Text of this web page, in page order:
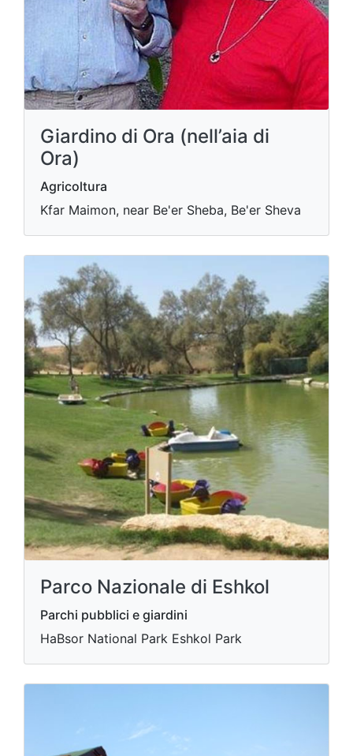
Giardino di Ora (nell’aia di
Ora)
Agricoltura
Kfar Maimon, near Be'er Sheba, Be'er Sheva
Parco Nazionale di Eshkol
Parchi pubblici e giardini
HaBsor National Park Eshkol Park